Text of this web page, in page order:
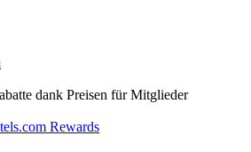
dank Preisen für Mitglieder
Rewards